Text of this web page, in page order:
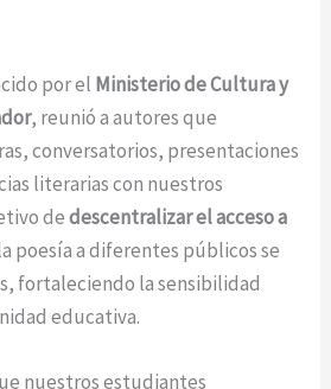
por el Ministerio de Cultura y
, reunió a autores que
conversatorios, presentaciones
literarias con nuestros
dedescentralizar el acceso a
poesía a diferentes públicos se
fortaleciendo la sensibilidad
educativa.
nuestros estudiantes